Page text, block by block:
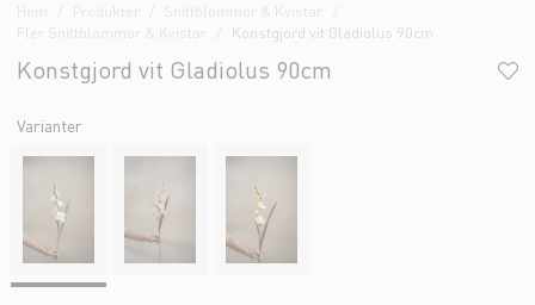
Hem Produkter
Snittblommor & Kvistar
Fler Snittblommor & Kvistar
Konstgjord vit Gladiolus 90cm
Konstgjord vit Gladiolus 90cm
Varianter